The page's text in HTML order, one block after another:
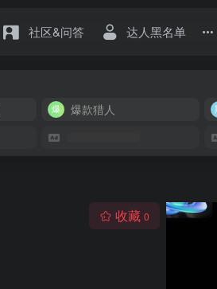
社区&问答 达人黑名单
爆款猎人
收藏 0